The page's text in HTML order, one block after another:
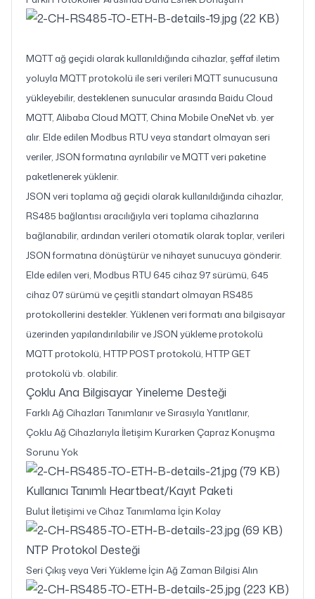
MQTT ağ geçidi olarak kullanıldığında cihazlar, şeffaf iletim
yoluyla MQTT protokolü ile seri verileri MQTT sunucusuna
yükleyebilir, desteklenen sunucular arasında Baidu Cloud
MQTT, Alibaba Cloud MQTT, China Mobile OneNet vb. yer
alır. Elde edilen Modbus RTU veya standart olmayan seri
veriler, JSON formatına ayrılabilir ve MQTT veri paketine
paketlenerek yüklenir.
JSON veri toplama ağ geçidi olarak kullanıldığında cihazlar,
RS485 bağlantısı aracılığıyla veri toplama cihazlarına
bağlanabilir, ardından verileri otomatik olarak toplar, verileri
JSON formatına dönüştürür ve nihayet sunucuya gönderir.
Elde edilen veri, Modbus RTU 645 cihaz 97 sürümü, 645
cihaz 07 sürümü ve çeşitli standart olmayan RS485
protokollerini destekler. Yüklenen veri formatı ana bilgisayar
üzerinden yapılandırılabilir ve JSON yükleme protokolü
MQTT protokolü, HTTP POST protokolü, HTTP GET
protokolü vb. olabilir.
Çoklu Ana Bilgisayar Yineleme Desteği
Farklı Ağ Cihazları Tanımlanır ve Sırasıyla Yanıtlanır,
Çoklu Ağ Cihazlarıyla İletişim Kurarken Çapraz Konuşma
Sorunu Yok
Kullanıcı Tanımlı Heartbeat/Kayıt Paketi
Bulut İletişimi ve Cihaz Tanımlama İçin Kolay
NTP Protokol Desteği
Seri Çıkış veya Veri Yükleme İçin Ağ Zaman Bilgisi Alın